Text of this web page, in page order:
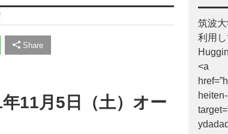
Share
11月5日（土）オー
筑波
利用
<a